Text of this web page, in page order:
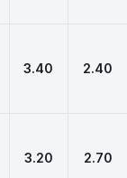
3.40 2.40
3.20 2.70